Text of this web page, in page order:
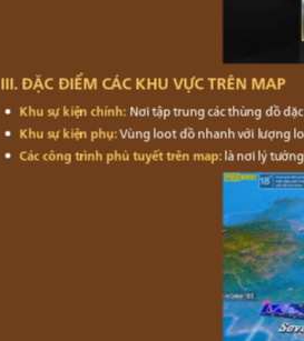
III. ĐẶC ĐIỂM CÁC KHU VỰC TRÊN MAP
Khu sự kiện chính: Nơi tập trung các thùng đồ
Khu sự kiện phụ:Vùng loot đồ nhanh với lượng
Các công trình phủ tuyết trên map:là nơi lý